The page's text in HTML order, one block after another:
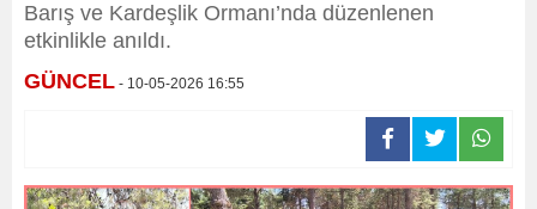
Barış ve Kardeşlik Ormanı’nda düzenlenen
etkinlikle anıldı.
GÜNCEL - 10-05-2026 16:55